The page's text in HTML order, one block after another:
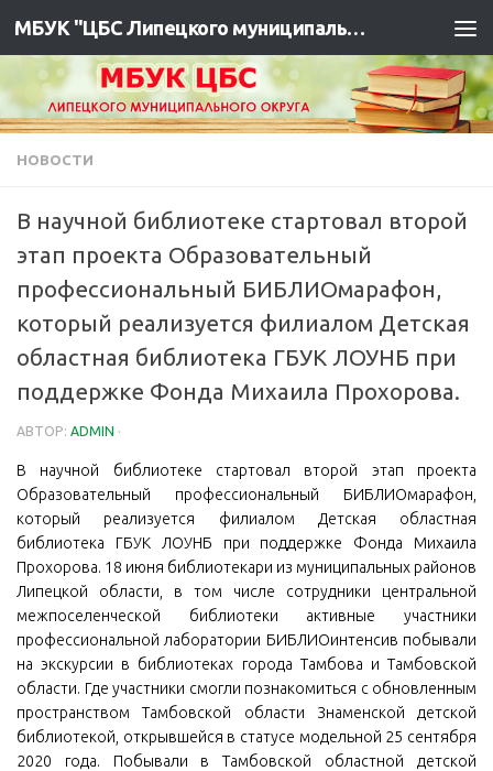
МБУК "ЦБС Липецкого муниципального района"
НОВОСТИ
В научной библиотеке стартовал второй
этап проекта Образовательный
профессиональный БИБЛИОмарафон,
который реализуется филиалом Детская
областная библиотека ГБУК ЛОУНБ при
поддержке Фонда Михаила Прохорова.
АВТОР: ADMIN ·
В научной библиотеке стартовал второй этап проекта
Образовательный профессиональный БИБЛИОмарафон,
который реализуется филиалом Детская областная
библиотека ГБУК ЛОУНБ при поддержке Фонда Михаила
Прохорова. 18 июня библиотекари из муниципальных районов
Липецкой области, в том числе сотрудники центральной
межпоселенческой библиотеки активные участники
профессиональной лаборатории БИБЛИОинтенсив побывали
на экскурсии в библиотеках города Тамбова и Тамбовской
области. Где участники смогли познакомиться с обновленным
пространством Тамбовской области Знаменской детской
библиотекой, открывшейся в статусе модельной 25 сентября
2020 года. Побывали в Тамбовской областной детской